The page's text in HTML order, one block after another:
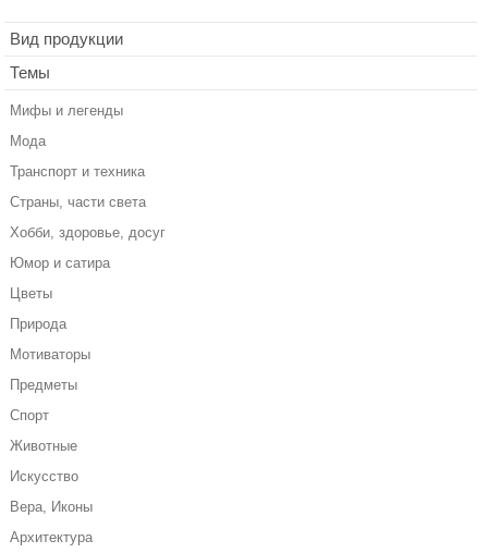
Вид продукции
Темы
Мифы и легенды
Мода
Транспорт и техника
Страны, части света
Хобби, здоровье, досуг
Юмор и сатира
Цветы
Природа
Мотиваторы
Предметы
Спорт
Животные
Искусство
Вера, Иконы
Архитектура